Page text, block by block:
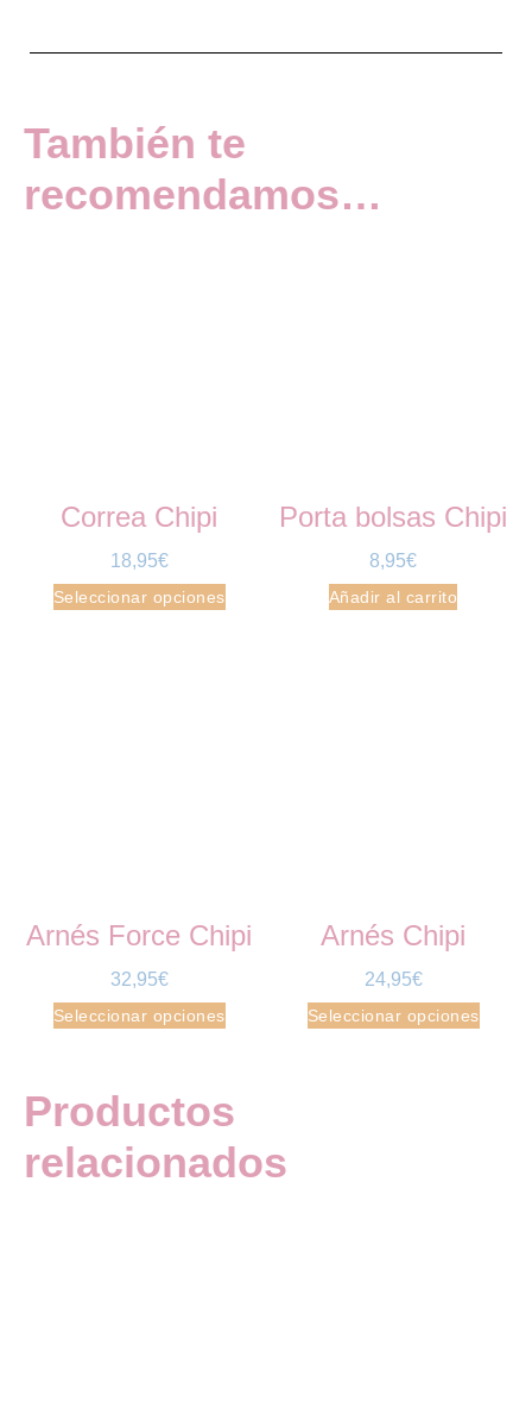
Productos
relacionados
También te
recomendamos…
Correa Chipi
18,95€
Seleccionar opciones
Porta bolsas Chipi
8,95€
Añadir al carrito
Arnés Force Chipi
32,95€
Seleccionar opciones
Arnés Chipi
24,95€
Seleccionar opciones